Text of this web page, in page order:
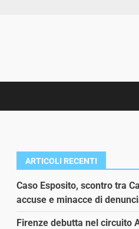
ARTICOLI RECENTI
Caso Esposito, scontro tra
accuse e minacce di
Firenze debutta nel circuito